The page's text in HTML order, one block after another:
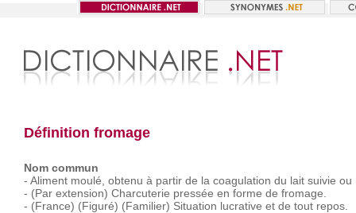
Définition fromage
Nom commun
- Aliment moulé, obtenu à partir de la coagulation du lait suivie ou
- (Par extension) Charcuterie pressée en forme de fromage.
- (France) (Figuré) (Familier) Situation lucrative et de tout repos.